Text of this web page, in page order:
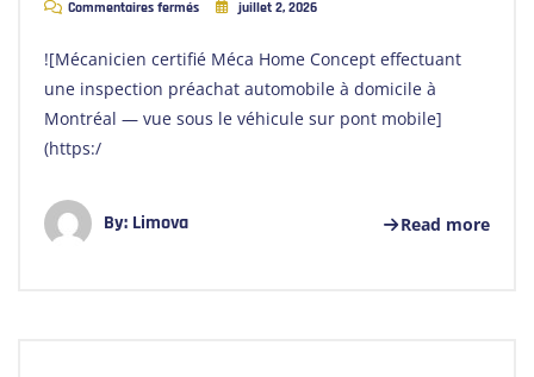
Commentaires fermés juillet 2, 2026
![Mécanicien certifié Méca Home Concept effectuant
une inspection préachat automobile à domicile à
Montréal — vue sous le véhicule sur pont mobile]
(https:/
By: Limova Read more